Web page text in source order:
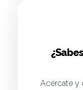
Acércate y